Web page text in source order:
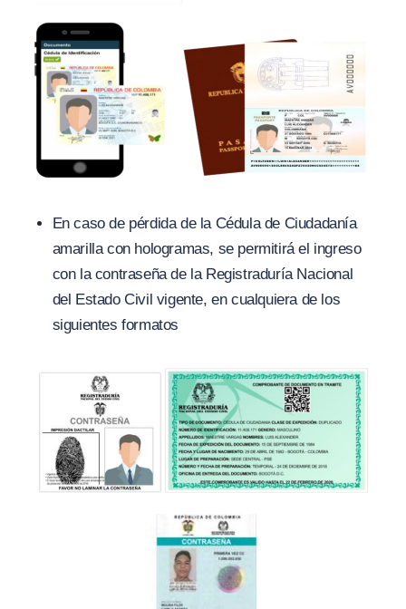
En caso de pérdida de la Cédula de Ciudadanía
amarilla con hologramas, se permitirá el ingreso
con la contraseña de la Registraduría Nacional
del Estado Civil vigente, en cualquiera de los
siguientes formatos